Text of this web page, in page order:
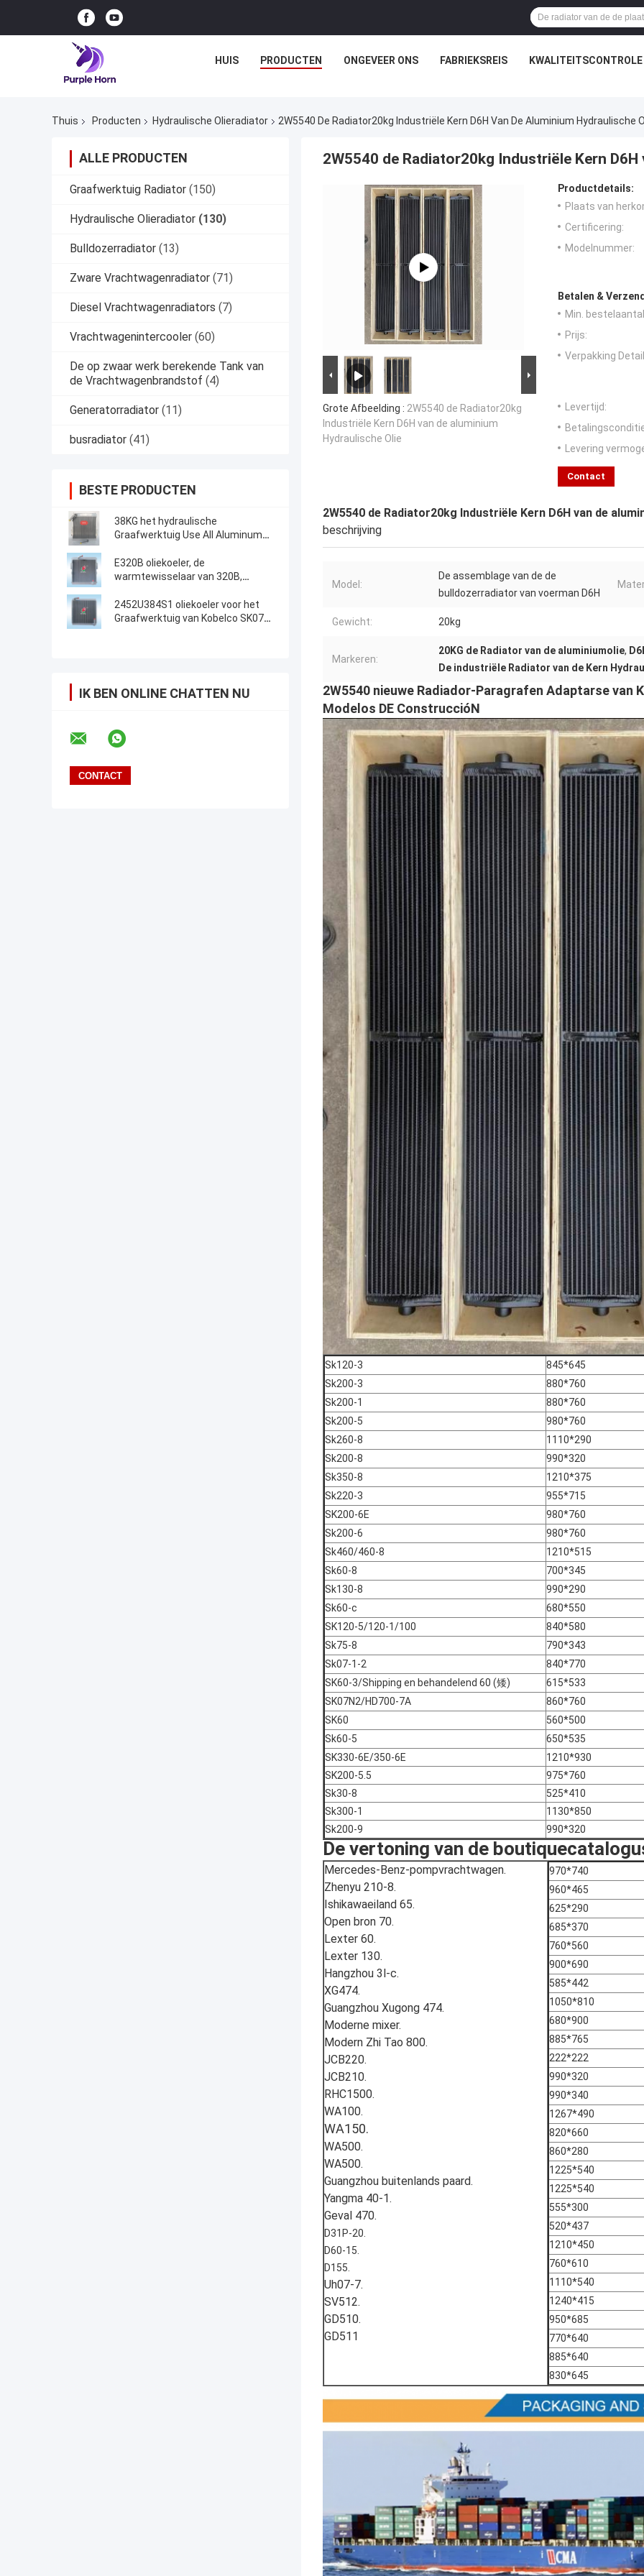
HUIS PRODUCTEN ONGEVEER ONS FABRIEKSREIS KWALITEITSCONTROLE
Thuis Producten Hydraulische Olieradiator 2W5540 De Radiator20kg Industriële Kern D6H Van De Aluminium Hydraulische
ALLE PRODUCTEN
Graafwerktuig Radiator (150)
Hydraulische Olieradiator (130)
Bulldozerradiator (13)
Zware Vrachtwagenradiator (71)
Diesel Vrachtwagenradiators (7)
Vrachtwagenintercooler (60)
De op zwaar werk berekende Tank van
de Vrachtwagenbrandstof (4)
Generatorradiator (11)
busradiator (41)
BESTE PRODUCTEN
38KG het hydraulische
Graafwerktuig Use All Aluminum
Olieradiator
E320B oliekoeler, de
warmtewisselaar van 320B,
Radiator, olietank, luchtkoeler, 125-
2970,118-9954
2452U384S1 oliekoeler voor het
Graafwerktuig van Kobelco SK07N2
IK BEN ONLINE CHATTEN NU
2W5540 de Radiator20kg Industriële Kern
Grote Afbeelding : 2W5540 de Radiator20kg
Industriële Kern D6H van de aluminium
Hydraulische Olie
Productdetails:
Plaats van
Certificering:
Modelnummer:
Betalen &
Min.
Prijs:
Verpakking
Levertijd:
Levering
Contact
2W5540 de Radiator20kg Industriële Kern D6H van de
beschrijving
Model:
De assemblage van de de
bulldozerradiator van voerman D6H
Gewicht: 20kg
Markeren:
20KG de Radiator van de aluminiumolie,
De industriële Radiator van de Kern
2W5540 nieuwe Radiador-Paragrafen Adaptarse van
Modelos DE ConstruccióN
Sk120-3
845*645
Sk200-3
880*760
Sk200-1
880*760
Sk200-5
980*760
Sk260-8
1110*290
Sk200-8
990*320
Sk350-8
1210*375
Sk220-3
955*715
SK200-6E
980*760
Sk200-6
980*760
Sk460/460-8
1210*515
Sk60-8
700*345
Sk130-8
990*290
Sk60-c
680*550
SK120-5/120-1/100
840*580
Sk75-8
790*343
Sk07-1-2
840*770
SK60-3/Shipping en behandelend 60 (矮)
615*533
SK07N2/HD700-7A
860*760
SK60
560*500
Sk60-5
650*535
SK330-6E/350-6E
1210*930
SK200-5.5
975*760
Sk30-8
525*410
Sk300-1
1130*850
Sk200-9
990*320
De vertoning van de
Mercedes-Benz-pompvrachtwagen.
Zhenyu 210-8.
Ishikawaeiland 65.
Open bron 70.
Lexter 60.
Lexter 130.
Hangzhou 3l-c.
XG474.
Guangzhou Xugong 474.
Moderne mixer.
Modern Zhi Tao 800.
JCB220.
JCB210.
RHC1500.
WA100.
WA150.
WA500.
WA500.
Guangzhou buitenlands paard.
Yangma 40-1.
Geval 470.
D31P-20.
D60-15.
D155.
Uh07-7.
SV512.
GD510.
GD511
970*740
960*465
625*290
685*370
760*560
900*690
585*442
1050*810
680*900
885*765
222*222
990*320
990*340
1267*490
820*660
860*280
1225*540
1225*540
555*300
520*437
1210*450
760*610
1110*540
1240*415
950*685
770*640
885*640
830*645